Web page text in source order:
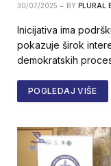
30/07/2025 BY PLURAL
Inicijativa ima
pokazuje širok
demokratskih
POGLEDAJ VIŠE